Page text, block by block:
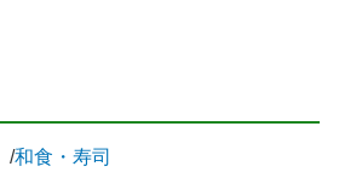
和食・寿司